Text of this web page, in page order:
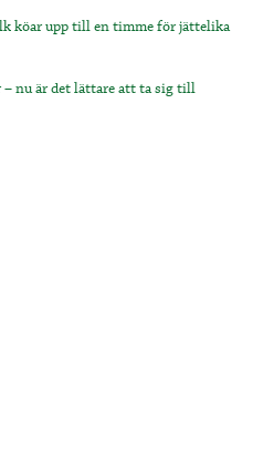
köar upp till en timme för jättelika
– nu är det lättare att ta sig till